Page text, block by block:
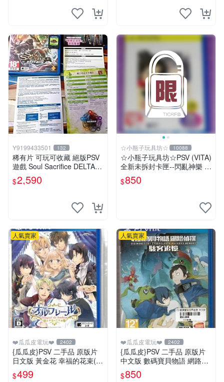
Y9199433501 132
稀有片 可玩可收藏 絕版PSV
遊戲 Soul Sacrifice DELTA
闇魂獻祭 靈魂祭品 中文版
$2,590
☆小瓶子玩具坊☆ 10088
☆小瓶子玩具坊☆PSV (VITA)
全新未拆封卡匣--閃亂神樂 忍
者對決 -少女們的証明- BEST
版
$850
人氣賣家
❤️瓜瓜皮電玩❤️ 2402
{瓜瓜皮}PSV 二手品 原版片
日文版 黃金花 幸福的花束(遊
戲都有回收)
$499
人氣賣家
❤️瓜瓜皮電玩❤️ 2402
{瓜瓜皮}PSV 二手品 原版片
中文版 數碼寶貝物語 網路偵
探 駭客追憶(遊戲都有回收)
$850